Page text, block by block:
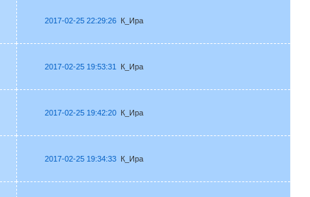
2017-02-25 22:29:26 К_Ира
2017-02-25 19:53:31 К_Ира
2017-02-25 19:42:20 К_Ира
2017-02-25 19:34:33 К_Ира